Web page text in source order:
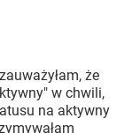
że
w chwili,
na aktywny